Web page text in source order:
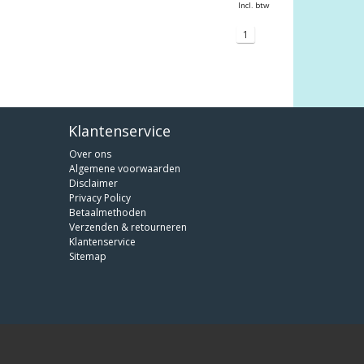
Incl. btw
1
Klantenservice
Over ons
Algemene voorwaarden
Disclaimer
Privacy Policy
Betaalmethoden
Verzenden & retourneren
Klantenservice
Sitemap